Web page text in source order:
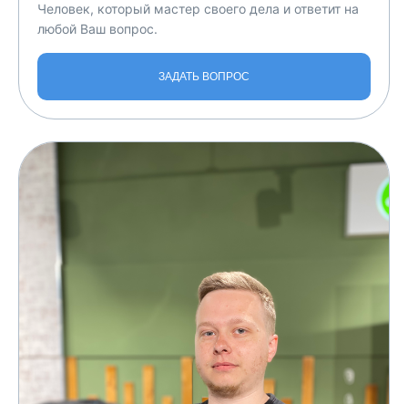
Человек, который мастер своего дела и ответит на
любой Ваш вопрос.
ЗАДАТЬ ВОПРОС